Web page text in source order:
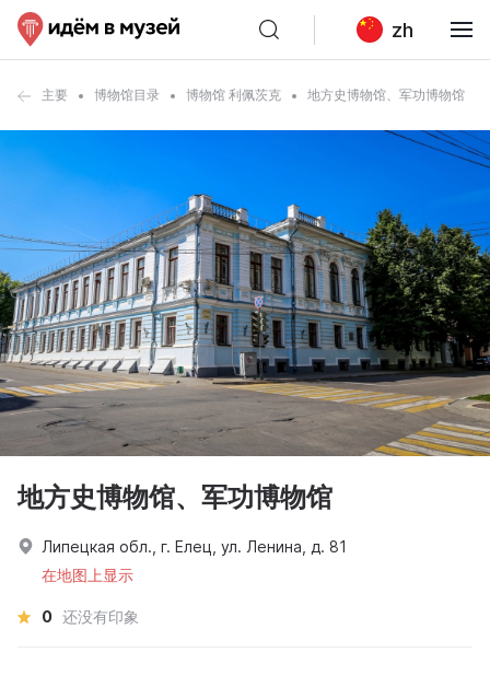
zh
主要 博物馆目录 博物馆 利佩茨克 地方史博物馆、军功博物馆
地方史博物馆、军功博物馆
Липецкая обл., г. Елец, ул. Ленина, д. 81
在地图上显示
0 还没有印象